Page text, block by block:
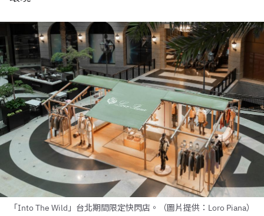
「Into The Wild」台北期間限定快閃店。（圖片提供：Loro Piana）